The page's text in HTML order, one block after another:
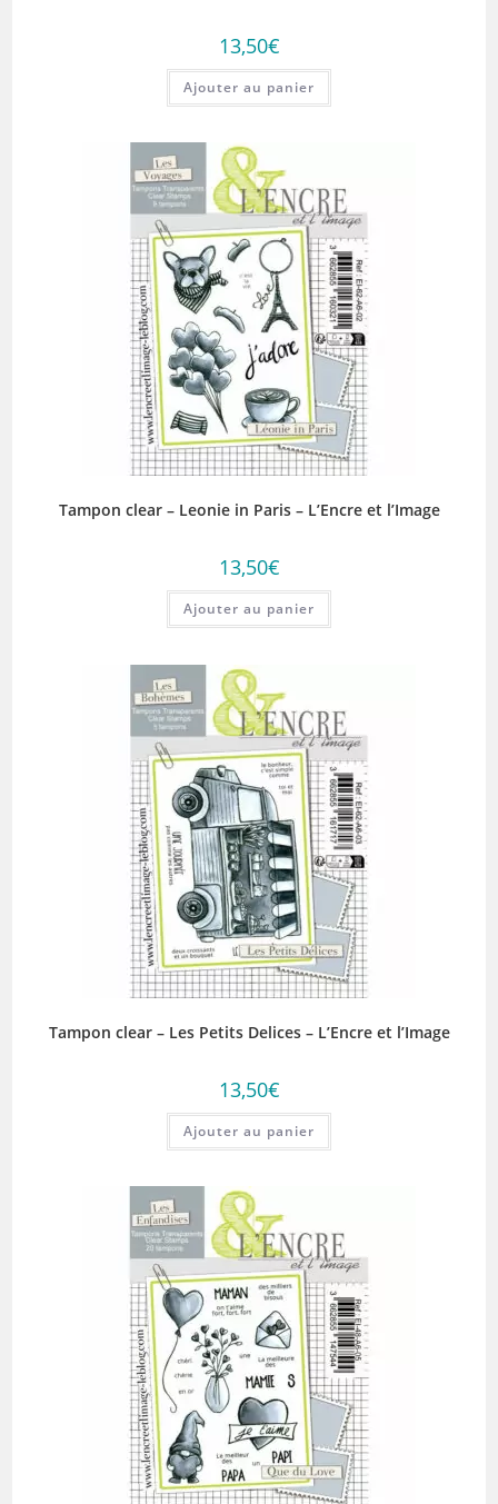
13,50€
Ajouter au panier
Tampon clear – Leonie in Paris – L’Encre et l’Image
13,50€
Ajouter au panier
Tampon clear – Les Petits Delices – L’Encre et l’Image
13,50€
Ajouter au panier